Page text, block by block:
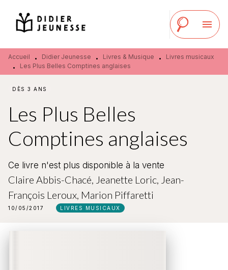
MENU RECHERCHE
PIED DE PAGE
menu
Accueil • Didier Jeunesse • Livres & Musique •
Livres musicaux
•
Les Plus Belles Comptines anglaises
DÈS 3 ANS
Les Plus Belles
Comptines anglaises
Ce livre n'est plus disponible à la vente
Claire Abbis-Chacé Jeanette Loric Jean-
François Leroux Marion Piffaretti
10/05/2017 LIVRES MUSICAUX